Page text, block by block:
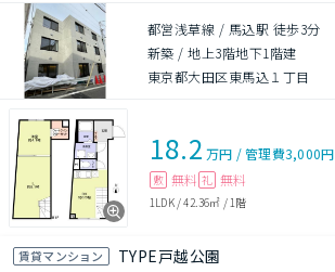
都営浅草線 / 馬込駅 徒歩3分
新築 /地上3階地下1階建
東京都大田区東馬込１丁目
18.2 万円 /管理費3,000円
敷 無料 礼 無料
1LDK/42.36㎡ / 1階
賃貸マンション TYPE戸越公園